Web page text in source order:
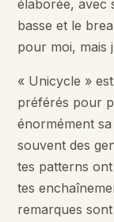
élaborée, avec
basse et le
pour moi, mais
« Unicycle »
préférés pour
énormément sa
souvent des
tes patterns
tes
remarques